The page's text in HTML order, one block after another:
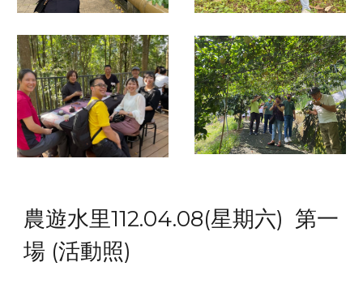
農遊水里112.04.08(星期六) 第一
場 (活動照)